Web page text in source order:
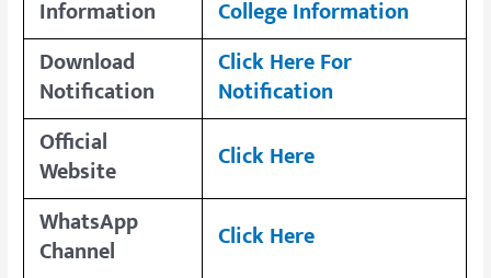
Information
College Information
Download
Notification
Click Here For
Notification
Official
Website
Click Here
WhatsApp
Channel Click Here